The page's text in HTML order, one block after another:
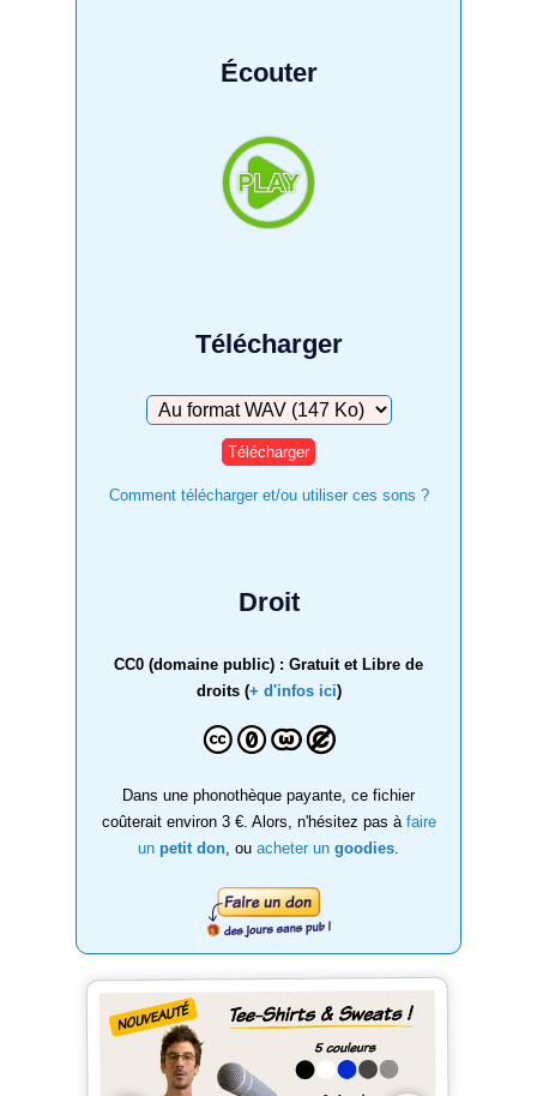
Écouter
Télécharger
Télécharger
Comment télécharger et/ou utiliser ces sons ?
Droit
CC0 (domaine public) : Gratuit et Libre de
droits (+ d'infos ici)
Dans une phonothèque payante, ce fichier
coûterait environ 3 €. Alors, n'hésitez pas à faire
un petit don , ou acheter un goodies